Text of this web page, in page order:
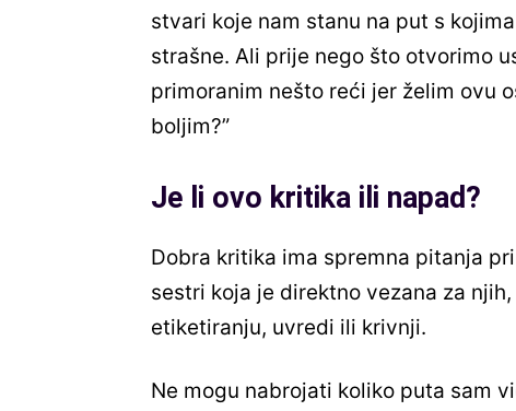
stvari koje nam stanu na put s
strašne. Ali prije nego što otvorimo
primoranim nešto reći jer želim ovu
boljim?”
Je li ovo kritika ili napad?
Dobra kritika ima spremna pitanja
sestri koja je direktno vezana za
etiketiranju, uvredi ili krivnji.
Ne mogu nabrojati koliko puta sam